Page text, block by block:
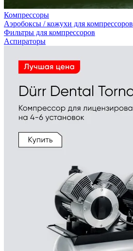
Компрессоры
Аэробоксы / кожухи для компрессоров
Фильтры для компрессоров
Аспираторы